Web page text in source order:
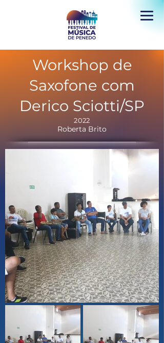
Workshop de
Saxofone com
Derico Sciotti/SP
2022
Roberta Brito